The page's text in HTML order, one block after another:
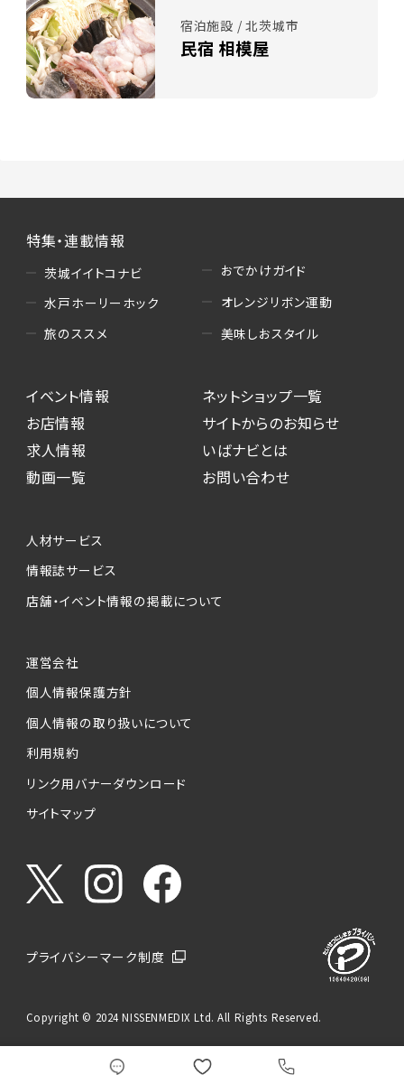
宿泊施設 / 北茨城市
民宿 相模屋
特集・連載情報
茨城イイトコナビ
水戸ホーリーホック
旅のススメ
おでかけガイド
オレンジリボン運動
美味しおスタイル
イベント情報
お店情報
求人情報
動画一覧
ネットショップ一覧
サイトからのお知らせ
いばナビとは
お問い合わせ
人材サービス
情報誌サービス
店舗・イベント情報の掲載について
運営会社
個人情報保護方針
個人情報の取り扱いについて
利用規約
リンク用バナーダウンロード
サイトマップ
プライバシーマーク制度
Copyright © 2024 NISSENMEDIX Ltd. All Rights Reserved.